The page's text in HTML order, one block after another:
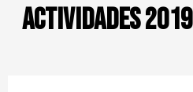
Actividades 2019